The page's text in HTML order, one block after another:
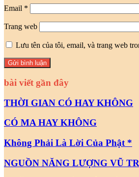
Email *
Trang web
Lưu tên của tôi, email, và trang web
bài viết gần đây
THỜI GIAN CÓ HAY KHÔNG
CÓ MA HAY KHÔNG
Không Phải Là Lời Của Phật *
NGUỒN NĂNG LƯỢNG VŨ